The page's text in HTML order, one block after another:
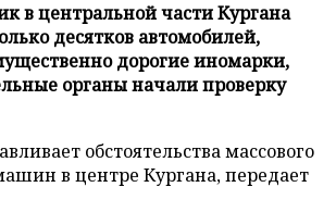
в центральной части Кургана
десятков автомобилей,
дорогие иномарки,
органы начали проверку
обстоятельства массового
в центре Кургана, передает